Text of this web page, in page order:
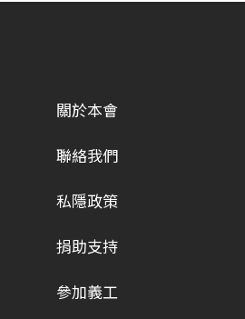
關於本會
聯絡我們
私隱政策
捐助支持
參加義工